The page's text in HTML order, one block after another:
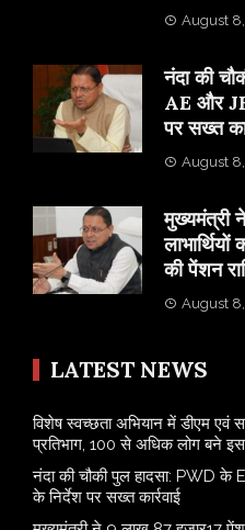
August
नंदा की
AE और JE
पर सख्त
August
मुख्यमंत्री
की पेंशन
August
LATEST NEWS
विशेष स्वच्छता अभियान में डीएम एवं
प्रतिभाग, 100 से अधिक लोग बने इस
नंदा की चौकी पुल हादसा: PWD के
के निर्देश पर सख्त कार्रवाई